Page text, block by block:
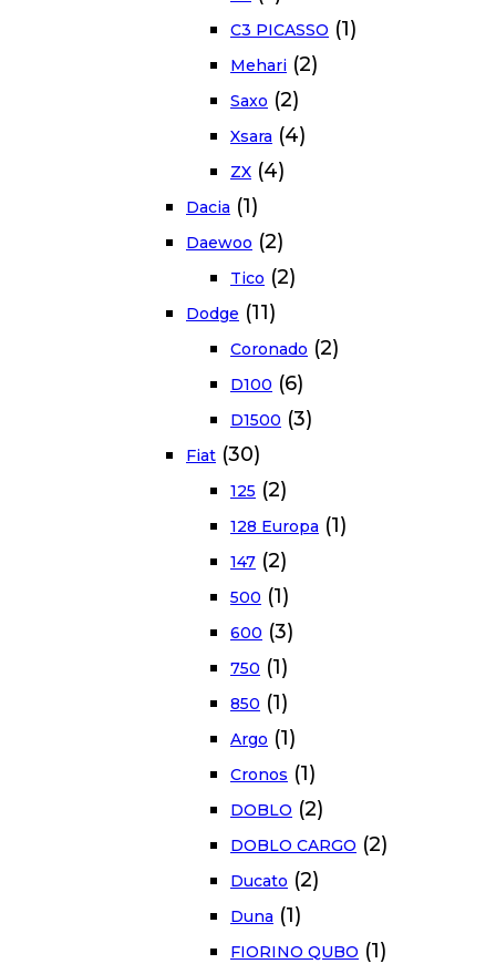
C3 PICASSO (1)
Mehari (2)
Saxo (2)
Xsara (4)
ZX (4)
Dacia (1)
Daewoo (2)
Tico (2)
Dodge (11)
Coronado (2)
D100 (6)
D1500 (3)
Fiat (30)
125 (2)
128 Europa (1)
147 (2)
500 (1)
600 (3)
750 (1)
850 (1)
Argo (1)
Cronos (1)
DOBLO (2)
DOBLO CARGO (2)
Ducato (2)
Duna (1)
FIORINO QUBO (1)